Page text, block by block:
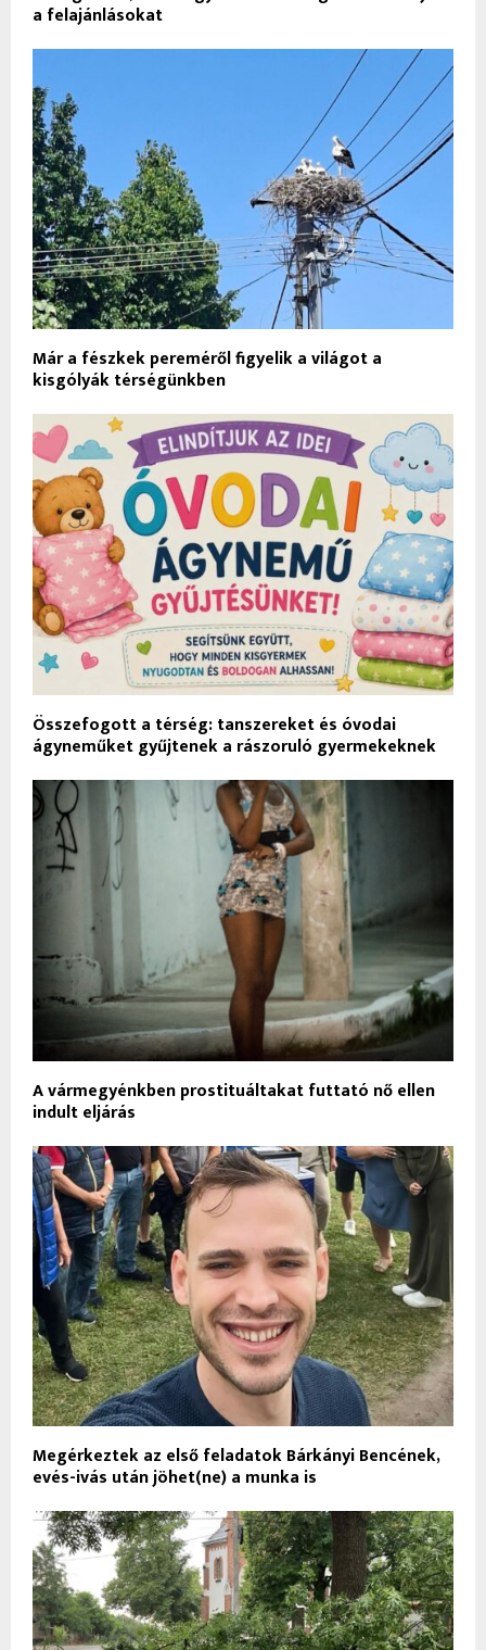
a felajánlásokat
Már a fészkek pereméről figyelik a világot a
kisgólyák térségünkben
Összefogott a térség: tanszereket és óvodai
ágyneműket gyűjtenek a rászoruló gyermekeknek
A vármegyénkben prostituáltakat futtató nő ellen
indult eljárás
Megérkeztek az első feladatok Bárkányi Bencének,
evés-ivás után jöhet(ne) a munka is